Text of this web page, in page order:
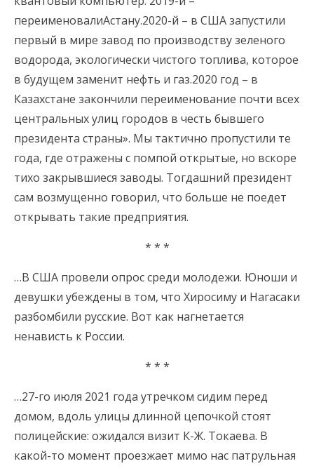
переименовалиАстану.2020-й – в США запустили
первый в мире завод по производству зеленого
водорода, экологически чистого топлива, которое
в будущем заменит нефть и газ.2020 год – в
Казахстане закончили переименование почти всех
центральных улиц городов в честь бывшего
президента страны». Мы тактично пропустили те
года, где отражены с помпой открытые, но вскоре
тихо закрывшиеся заводы. Тогдашний президент
сам возмущенно говорил, что больше не поедет
открывать такие предприятия.
* * *
…В США провели опрос среди молодежи. Юноши и
девушки убеждены в том, что Хиросиму и Нагасаки
разбомбили русские. Вот как нагнетается
ненависть к России.
* * *
…27-го июля 2021 года утречком сидим перед
домом, вдоль улицы длинной цепочкой стоят
полицейские: ожидался визит К-Ж. Токаева. В
какой-то момент проезжает мимо нас патрульная